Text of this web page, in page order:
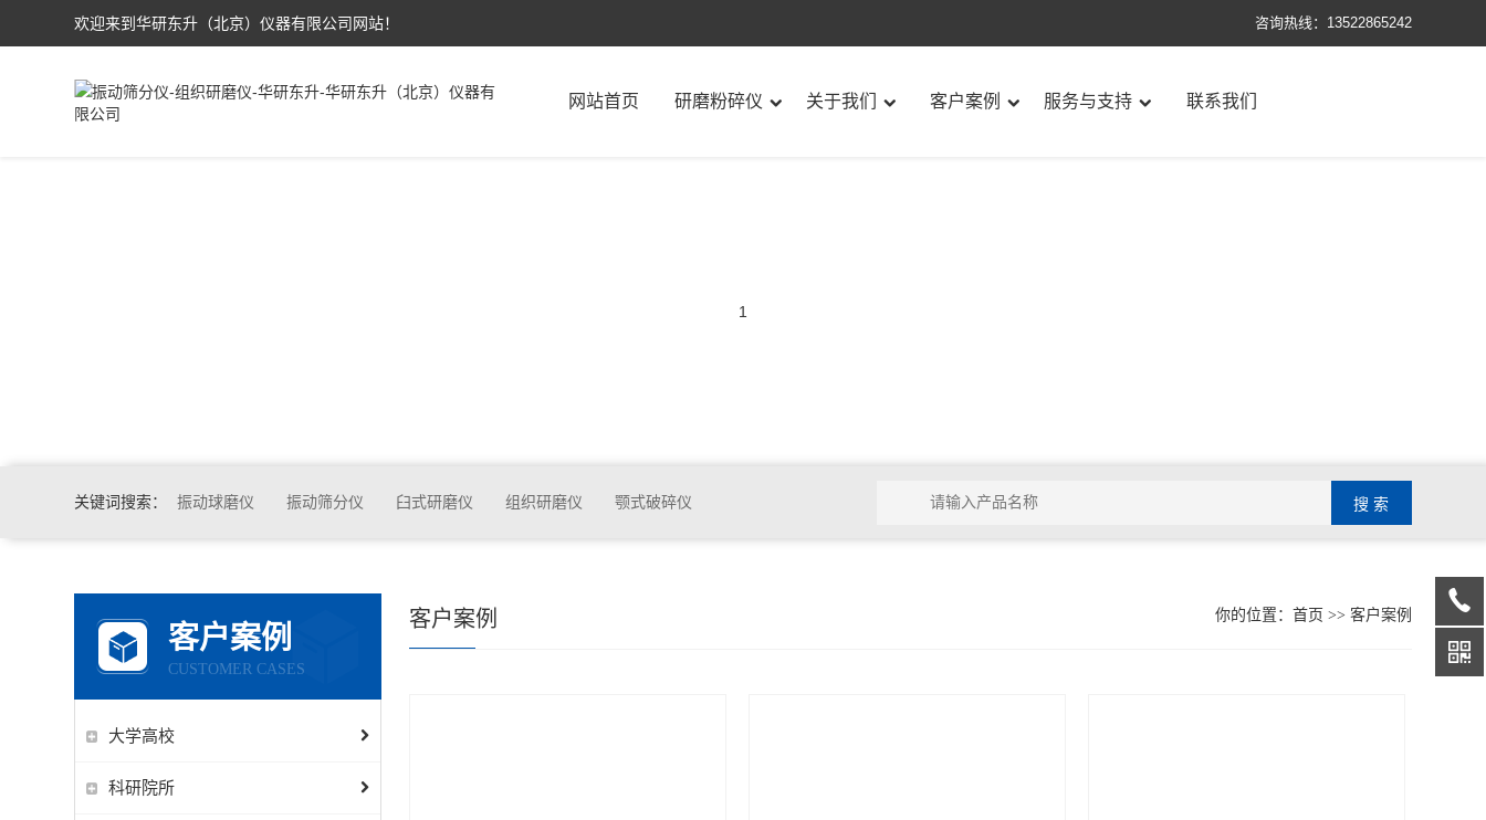
欢迎来到华研东升（北京）仪器有限公司网站！ 咨询热线：13522865242
网站首页 研磨粉碎仪 关于我们 客户案例 服务与支持 联系我们
1
关键词搜索： 振动球磨仪 振动筛分仪 臼式研磨仪 组织研磨仪 颚式破碎仪
客户案例
CUSTOMER CASES
大学高校
科研院所
你的位置： 首页 >> 客户案例
客户案例